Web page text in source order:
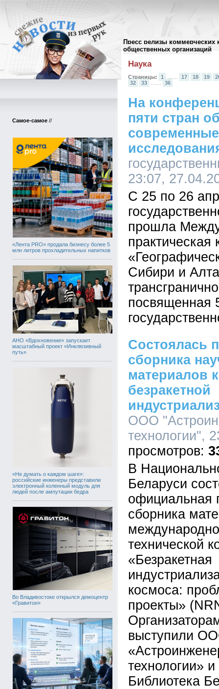
Пресс релизы коммерческих
общественных организаций
Самое-самое //
«Лента PRO» продала бизнесу более 5
млн литров прохладительных напитков
АНО «Вдохновение» запускает
масштабный проект «Инклюзивный
путь»
«Не думать о каждом шаге»:
российские инженеры представили
электронный коленный модуль для
людей после ампутации бедра
Во Владивостоке открылся демоцентр
«Гравитон»
Архив пресс-релизов//
Наука
Страницы: 1 17 18 19
32
33 …… 36
На
пяти стран
23:07,
С 25 по 26
прошла
Сибири и
посвященная
Cостоялась
сборника
материалов
безракетной
ООО
технологии",
В
Беларуси
официальная
сборника
технической
«Безракетная
космоса:
проекты»
выступили
технологии»
Библиотека